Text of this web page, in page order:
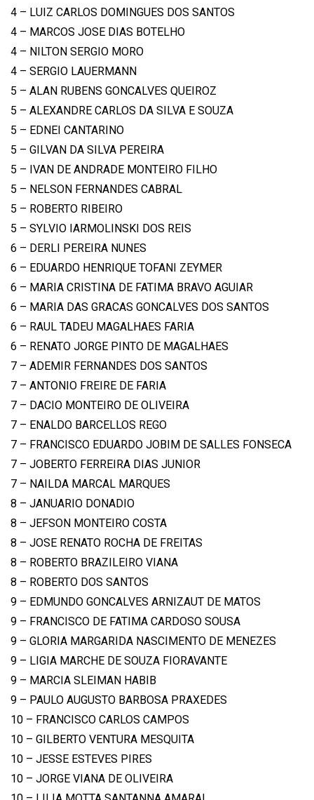
4 – LUIZ CARLOS DOMINGUES DOS SANTOS
4 – MARCOS JOSE DIAS BOTELHO
4 – NILTON SERGIO MORO
4 – SERGIO LAUERMANN
5 – ALAN RUBENS GONCALVES QUEIROZ
5 – ALEXANDRE CARLOS DA SILVA E SOUZA
5 – EDNEI CANTARINO
5 – GILVAN DA SILVA PEREIRA
5 – IVAN DE ANDRADE MONTEIRO FILHO
5 – NELSON FERNANDES CABRAL
5 – ROBERTO RIBEIRO
5 – SYLVIO IARMOLINSKI DOS REIS
6 – DERLI PEREIRA NUNES
6 – EDUARDO HENRIQUE TOFANI ZEYMER
6 – MARIA CRISTINA DE FATIMA BRAVO AGUIAR
6 – MARIA DAS GRACAS GONCALVES DOS SANTOS
6 – RAUL TADEU MAGALHAES FARIA
6 – RENATO JORGE PINTO DE MAGALHAES
7 – ADEMIR FERNANDES DOS SANTOS
7 – ANTONIO FREIRE DE FARIA
7 – DACIO MONTEIRO DE OLIVEIRA
7 – ENALDO BARCELLOS REGO
7 – FRANCISCO EDUARDO JOBIM DE SALLES FONSECA
7 – JOBERTO FERREIRA DIAS JUNIOR
7 – NAILDA MARCAL MARQUES
8 – JANUARIO DONADIO
8 – JEFSON MONTEIRO COSTA
8 – JOSE RENATO ROCHA DE FREITAS
8 – ROBERTO BRAZILEIRO VIANA
8 – ROBERTO DOS SANTOS
9 – EDMUNDO GONCALVES ARNIZAUT DE MATOS
9 – FRANCISCO DE FATIMA CARDOSO SOUSA
9 – GLORIA MARGARIDA NASCIMENTO DE MENEZES
9 – LIGIA MARCHE DE SOUZA FIORAVANTE
9 – MARCIA SLEIMAN HABIB
9 – PAULO AUGUSTO BARBOSA PRAXEDES
10 – FRANCISCO CARLOS CAMPOS
10 – GILBERTO VENTURA MESQUITA
10 – JESSE ESTEVES PIRES
10 – JORGE VIANA DE OLIVEIRA